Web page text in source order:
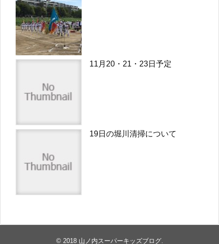
11月20・21・23日予定
19日の堀川清掃について
© 2018 山ノ内スーパーキッズブログ.